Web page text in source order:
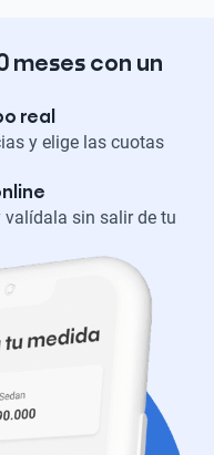
meses con un
real
y elige las cuotas
sin salir de tu